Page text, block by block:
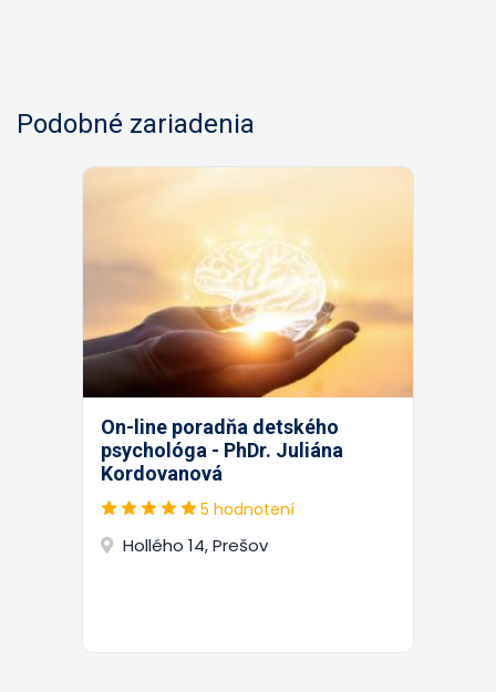
Podobné zariadenia
On-line poradňa detského
psychológa - PhDr. Juliána
Kordovanová
5 hodnotení
Hollého 14, Prešov